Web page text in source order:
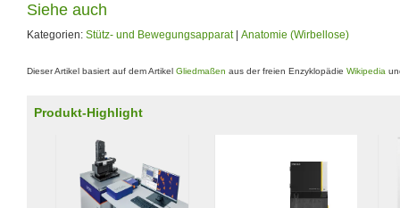
Siehe auch
Kategorien: Stütz- und Bewegungsapparat| Anatomie (Wirbellose)
Dieser Artikel basiert auf dem Artikel Gliedmaßen aus der freien Enzyklopädie Wikipedia
Produkt-Highlight